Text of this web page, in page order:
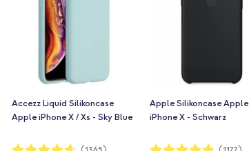
Accezz Liquid Silikoncase
Apple iPhone X / Xs - Sky Blue
Bewertung:
Apple Silikoncase Apple
iPhone X - Schwarz
Bewertung: